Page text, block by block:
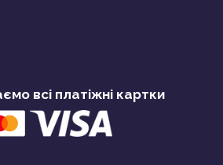
всі платіжні картки